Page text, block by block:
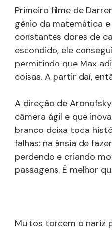
Primeiro filme de
gênio da matemática
constantes dores de
escondido, ele
permitindo que Max
coisas. A partir daí,
A direção de
câmera ágil e que
branco deixa toda
falhas: na ânsia de
perdendo e criando
passagens. É melhor
Muitos torcem o nariz